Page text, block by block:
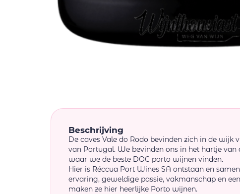
Beschrijving
De caves Vale do Rodo bevinden zich in de wijk
van Portugal. We bevinden ons in het hartje van
waar we de beste DOC porto wijnen vinden.
Hier is Réccua Port Wines SA ontstaan en
ervaring, geweldige passie, vakmanschap en
maken ze hier heerlijke Porto wijnen.